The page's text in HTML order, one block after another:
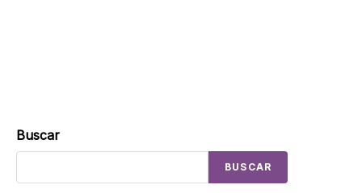
Buscar
BUSCAR